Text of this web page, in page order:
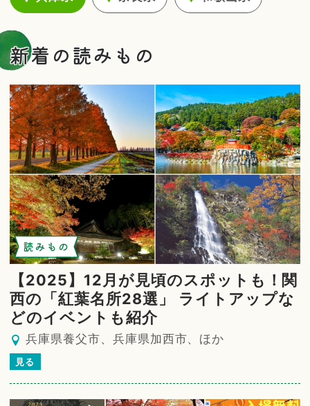
新着の読みもの
読みもの
【2025】12月が見頃のスポットも！関
西の「紅葉名所28選」 ライトアップな
どのイベントも紹介
兵庫県養父市、兵庫県加西市、ほか
見る